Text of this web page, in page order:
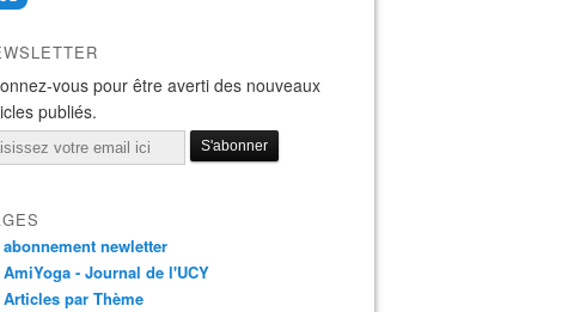
vous pour être averti des nouveaux
publiés.
abonnement newletter
AmiYoga - Journal de l'UCY
Articles par Thème